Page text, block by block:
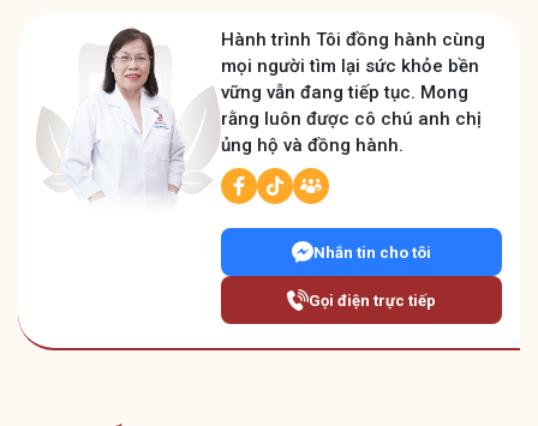
Hành trình Tôi đồng hành cùng
mọi người tìm lại sức khỏe bền
vững vẫn đang tiếp tục. Mong
rằng luôn được cô chú anh chị
ủng hộ và đồng hành.
Nhắn tin cho tôi
Gọi điện trực tiếp